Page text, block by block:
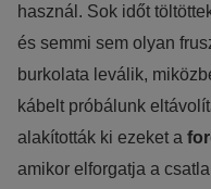
használ. Sok időt
és semmi sem olyan
burkolata leválik,
kábelt próbálunk
alakították ki ezeket a
amikor elforgatja a